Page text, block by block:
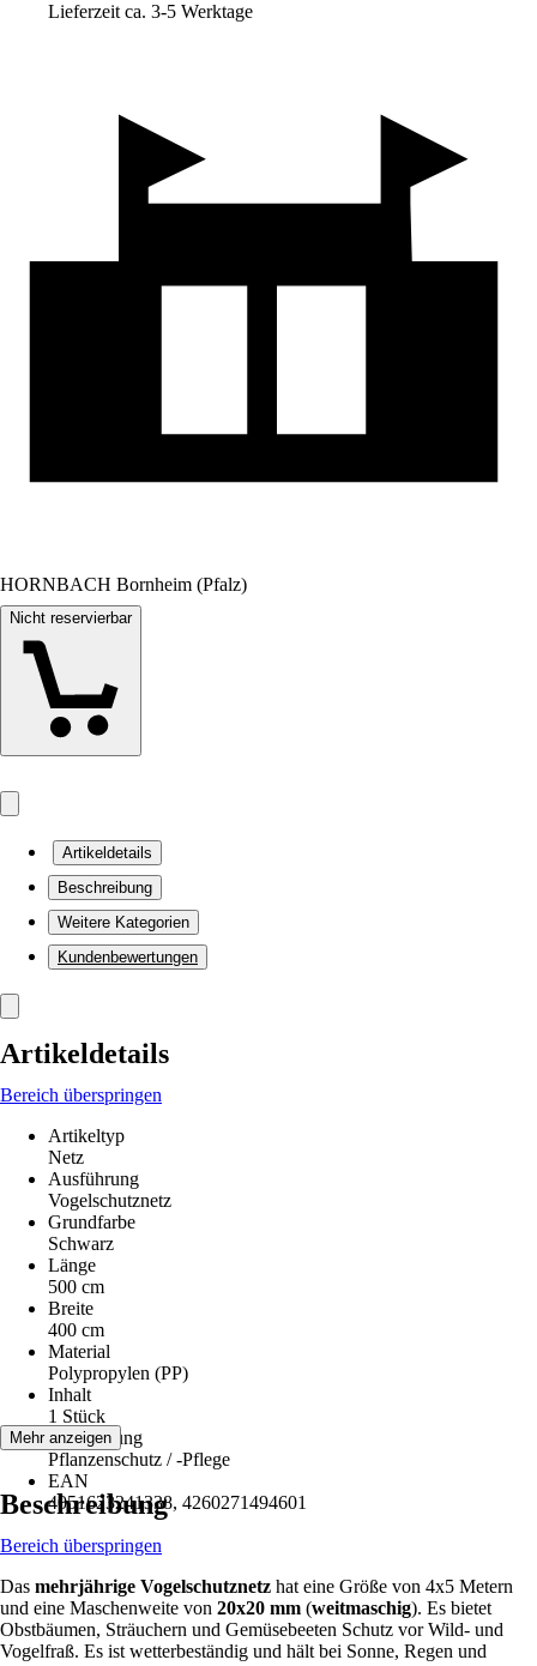
Lieferzeit ca. 3-5 Werktage
HORNBACH Bornheim (Pfalz)
Nicht reservierbar
Artikeldetails
Beschreibung
Weitere Kategorien
Kundenbewertungen
Artikeldetails
Bereich überspringen
Artikeltyp
Netz
Ausführung
Vogelschutznetz
Grundfarbe
Schwarz
Länge
500 cm
Breite
400 cm
Material
Polypropylen (PP)
Inhalt
1 Stück
Anwendung
Pflanzenschutz / -Pflege
EAN
4051623241338, 4260271494601
Mehr anzeigen
Beschreibung
Bereich überspringen
Das mehrjährige Vogelschutznetz hat eine Größe von 4x5 Metern
und eine Maschenweite von 20x20 mm (weitmaschig). Es bietet
Obstbäumen, Sträuchern und Gemüsebeeten Schutz vor Wild- und
Vogelfraß. Es ist wetterbeständig und hält bei Sonne, Regen und